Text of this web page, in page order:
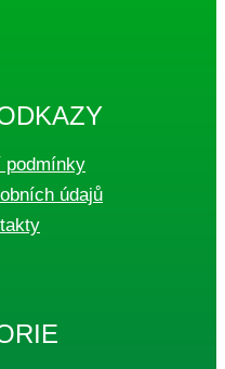
podmínky
údajů